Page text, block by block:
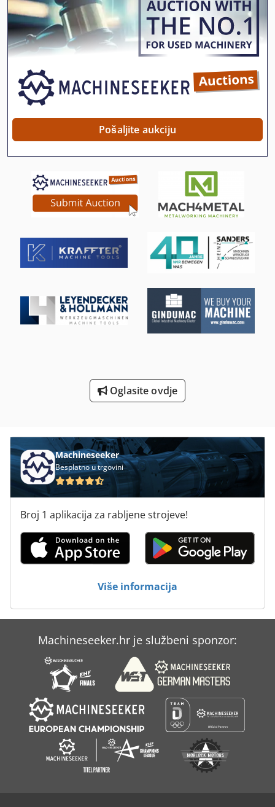
Stroj Za Bušenje
Stroj Za Mljevenje
Stroj Za Ravnanje Cijevi
Stroj Za Savijanje
Stroj Za Sjeckanje
Strojevi Za Brušenje
Strojevi Za Bušenje
Strojevi Za Obrubljivanje
Strojevi Za Pakiranje
Strojevi Za Proizvodnju
Strojevi Za Pvc Stolariju
Strojevi Za Čišćenje
Pošaljite aukciju
Oglasite ovdje
Machineseeker
Besplatno u trgovini
Broj 1 aplikacija za rabljene strojeve!
Više informacija
Machineseeker.hr je službeni sponzor: